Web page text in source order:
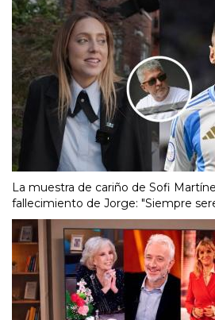
La muestra de cariño de Sofi
fallecimiento de Jorge: "Siempre